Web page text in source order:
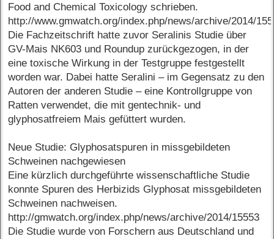
Food and Chemical Toxicology schrieben.
http://www.gmwatch.org/index.php/news/archive/2014/
Die Fachzeitschrift hatte zuvor Seralinis Studie über
GV-Mais NK603 und Roundup zurückgezogen, in der
eine toxische Wirkung in der Testgruppe festgestellt
worden war. Dabei hatte Seralini – im Gegensatz zu den
Autoren der anderen Studie – eine Kontrollgruppe von
Ratten verwendet, die mit gentechnik- und
glyphosatfreiem Mais gefüttert wurden.
Neue Studie: Glyphosatspuren in missgebildeten
Schweinen nachgewiesen
Eine kürzlich durchgeführte wissenschaftliche Studie
konnte Spuren des Herbizids Glyphosat missgebildeten
Schweinen nachweisen.
http://gmwatch.org/index.php/news/archive/2014/15553
Die Studie wurde von Forschern aus Deutschland und